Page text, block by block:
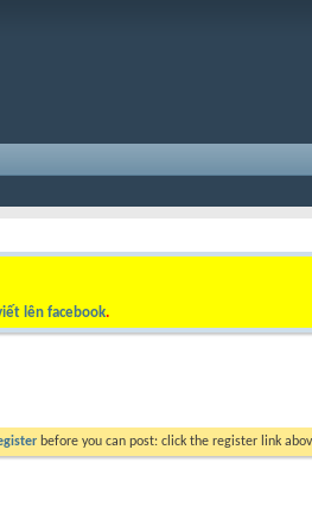
lên facebook.
before you can post: click the register link